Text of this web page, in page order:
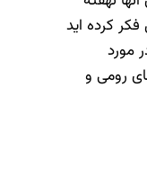
کرده اید
مورد
رومی و